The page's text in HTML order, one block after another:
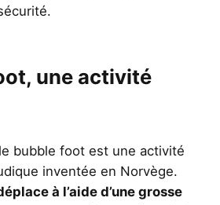
une activité
bubble foot est une activité
inventée en Norvège.
à l’aide d’une grosse